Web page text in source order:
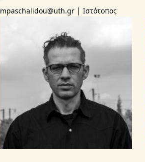
mpaschalidou@uth.gr |Ιστότοπος